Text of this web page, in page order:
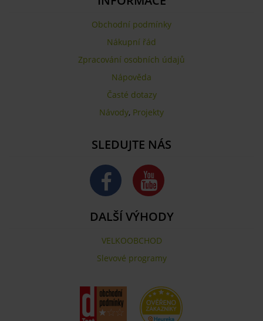
Obchodní podmínky
Nákupní řád
Zpracování osobních údajů
Nápověda
Časté dotazy
Návody, Projekty
SLEDUJTE NÁS
DALŠÍ VÝHODY
VELKOOBCHOD
Slevové programy